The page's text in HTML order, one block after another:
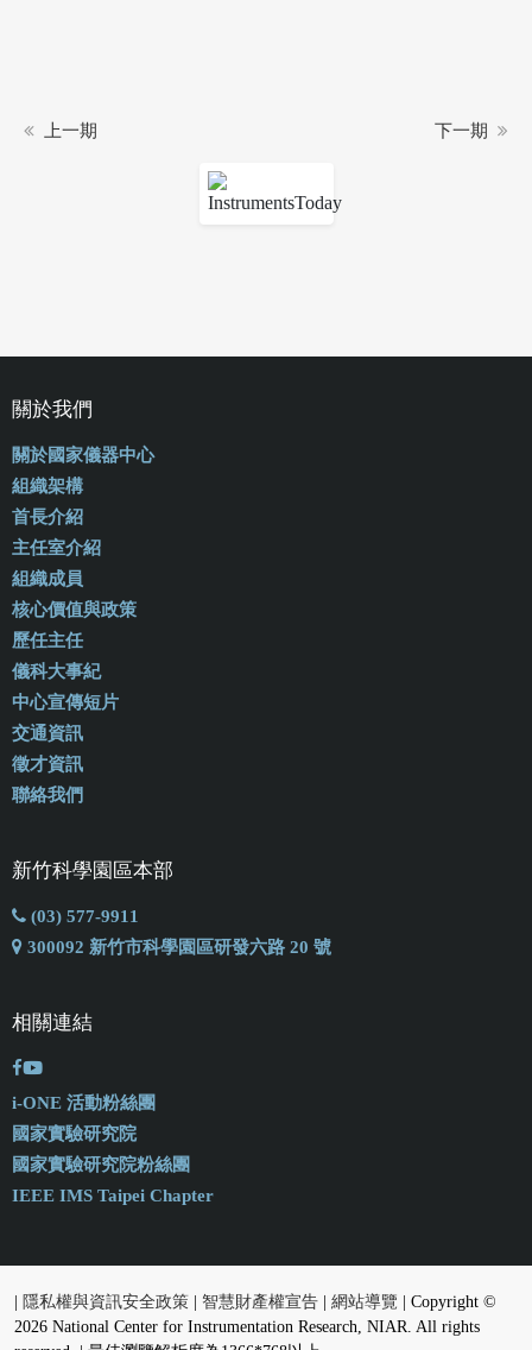
上一期 下一期
關於我們
關於國家儀器中心
組織架構
首長介紹
主任室介紹
組織成員
核心價值與政策
歷任主任
儀科大事紀
中心宣傳短片
交通資訊
徵才資訊
聯絡我們
新竹科學園區本部
(03) 577-9911
300092 新竹市科學園區研發六路 20 號
相關連結
i-ONE 活動粉絲團
國家實驗研究院
國家實驗研究院粉絲團
IEEE IMS Taipei Chapter
隱私權與資訊安全政策 智慧財產權宣告 網站導覽 | Copyright ©
2026 National Center for Instrumentation Research, NIAR. All rights